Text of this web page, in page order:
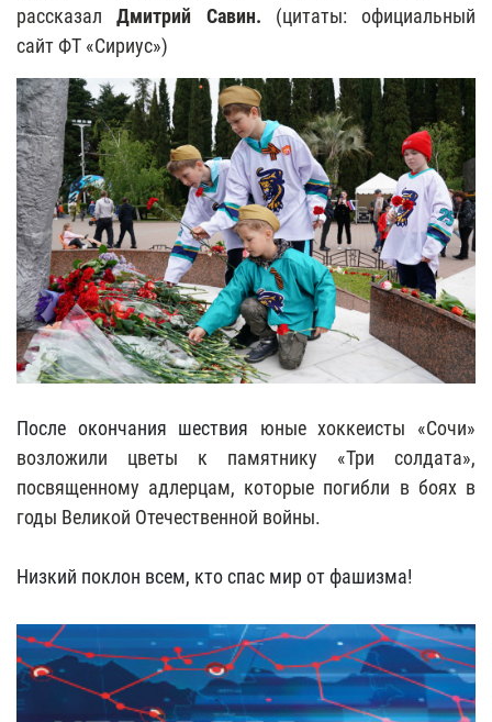
рассказалДмитрий Савин. (цитаты: официальный
сайт ФТ «Сириус»)
После окончания шествия юные хоккеисты «Сочи»
возложили цветы к памятнику «Три солдата»,
посвященному адлерцам, которые погибли в боях в
годы Великой Отечественной войны.
Низкий поклон всем, кто спас мир от фашизма!